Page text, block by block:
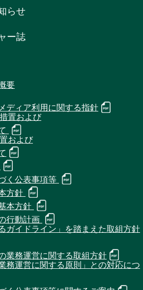
らせ
ー誌
要
ディア利用に関する指針
置および
および
く公表事項等
方針
本方針
行動計画
ガイドライン」を踏まえた取組方針
業務運営に関する取組方針
務運営に関する原則」との対応につ